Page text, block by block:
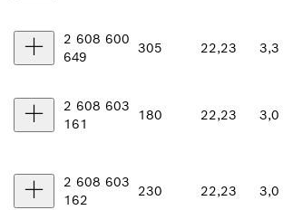
2 608 600
649
305 22,23 3,3
2 608 603
161
180 22,23 3,0
2 608 603
162
230 22,23 3,0